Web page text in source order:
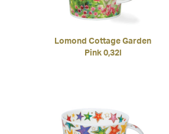
Lomond Cottage Garden
Pink 0,32l